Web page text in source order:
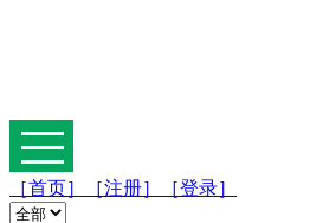
［首页］ ［注册］ ［登录］